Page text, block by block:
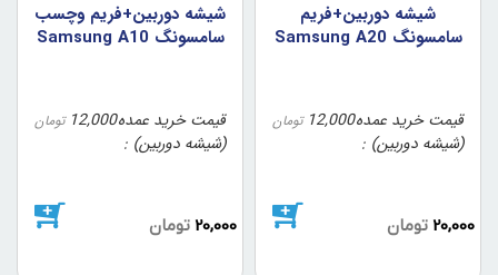
شيشه دوربين+فريم
سامسونگ Samsung A20
قیمت خرید عمده
(شیشه دوربین)
12,000 تومان
20,000 تومان
شيشه دوربين+فريم وچسب
سامسونگ Samsung A10
قیمت خرید عمده
(شیشه دوربین)
12,000 تومان
20,000 تومان